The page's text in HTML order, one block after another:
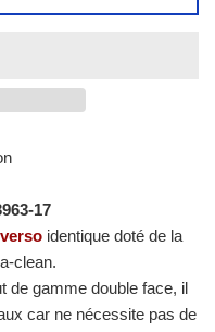
17
identique doté de la
clean.
de gamme double face, il
car ne nécessite pas de